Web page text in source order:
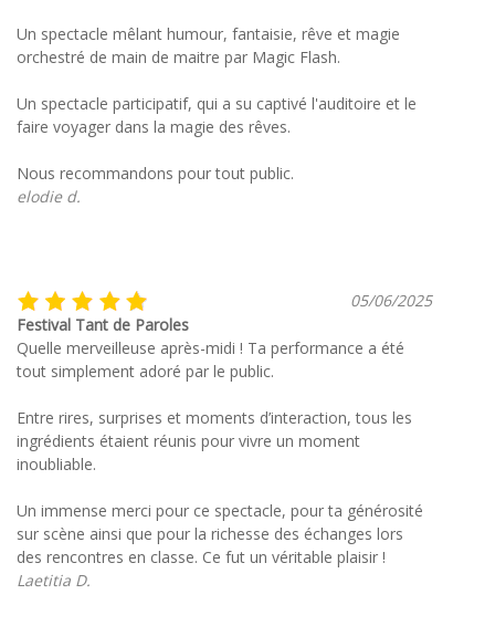
Un spectacle mêlant humour, fantaisie, rêve et magie
orchestré de main de maitre par Magic Flash.
Un spectacle participatif, qui a su captivé l'auditoire et le
faire voyager dans la magie des rêves.
Nous recommandons pour tout public.
elodie d.
05/06/2025
Festival Tant de Paroles
Quelle merveilleuse après-midi ! Ta performance a été
tout simplement adoré par le public.
Entre rires, surprises et moments d’interaction, tous les
ingrédients étaient réunis pour vivre un moment
inoubliable.
Un immense merci pour ce spectacle, pour ta générosité
sur scène ainsi que pour la richesse des échanges lors
des rencontres en classe. Ce fut un véritable plaisir !
Laetitia D.